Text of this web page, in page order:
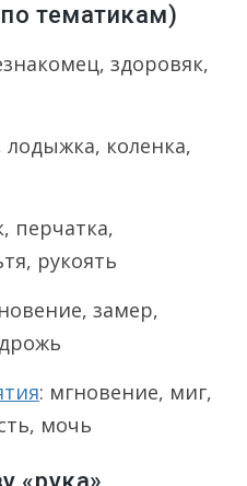
тематикам)
здоровяк,
коленка,
перчатка,
рукоять
замер,
: мгновение, миг,
мочь